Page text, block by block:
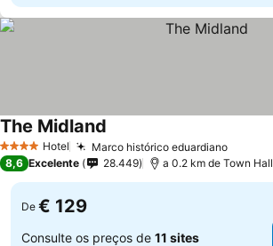
4 EstrelasHotel Marco histórico eduardiano
The Midland
8,6 Excelente 28.449 a 0.2 km de Town Hall
De € 129
Consulte os preços de 11 sites